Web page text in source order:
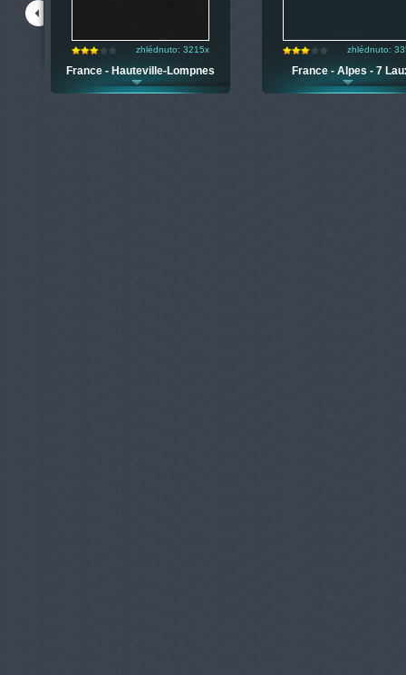
zhlédnuto: 3215x
France - Hauteville-Lompnes
zhlédnuto:
France - Alpes - 7